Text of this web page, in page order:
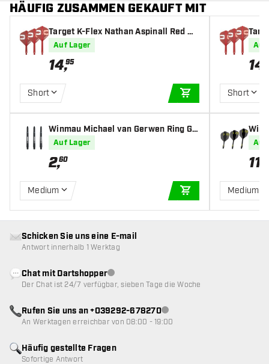
HÄUFIG ZUSAMMEN GEKAUFT MIT
Target K-Flex Nathan Aspinall Red NO
2 - Dart Flights
Auf Lager
14,95
Short
IN DEN
Winmau Michael van Gerwen Ring Gri
p MvG Design Black - Dart Shafts
Auf Lager
2,60
Medium
IN DEN
6 -
Auf
14
Short
Auf
11
Medium
Häufig gestellte Fragen
Sofortige Antwort
Schicken Sie uns eine E-mail
Antwort innerhalb 1 Werktag
Chat mit DartshopperKundenservice nicht verfügbar
Der Chat ist 24/7 verfügbar, sieben Tage die Woche
Rufen Sie uns an +039292-678270Kundenservice nicht
An Werktagen erreichbar von 08:00 - 19:00